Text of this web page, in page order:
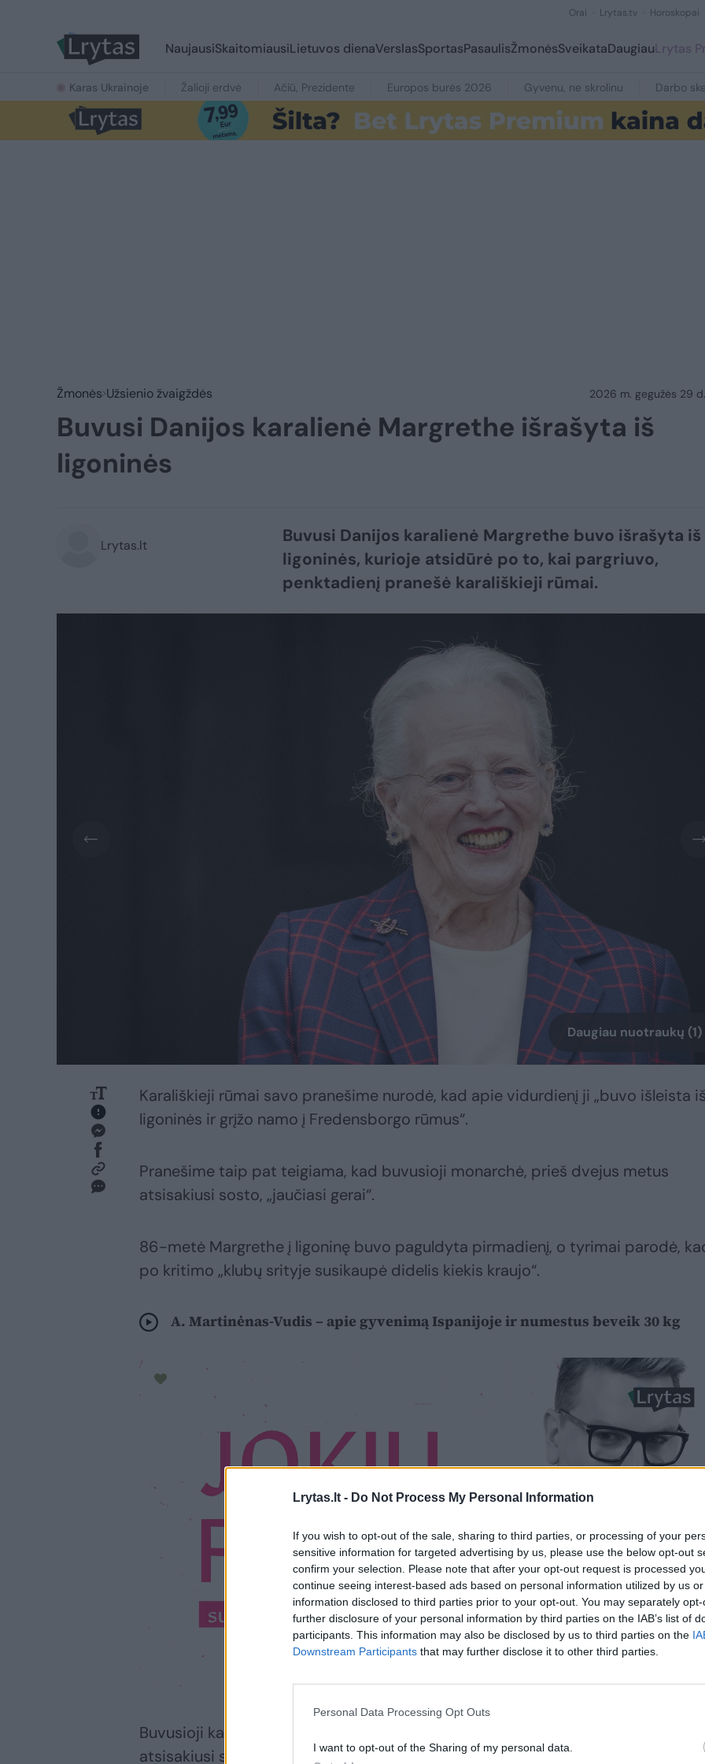
Lrytas.lt - Do Not Process My Personal Information
If you wish to opt-out of the sale, sharing to third parties, or processing of your
sensitive information for targeted advertising by us, please use the below opt-out
confirm your selection. Please note that after your opt-out request is processed
continue seeing interest-based ads based on personal information utilized by us
information disclosed to third parties prior to your opt-out. You may separately
further disclosure of your personal information by third parties on the IAB’s list of
participants. This information may also be disclosed by us to third parties on the
Downstream Participants that may further disclose it to other third parties.
Personal Data Processing Opt Outs
I want to opt-out of the Sharing of my personal data.
Orai Lrytas.tv Horoskopai
NaujausiSkaitomiausiLietuvos dienaVerslasSportasPasaulisŽmonėsSveikataDaugiauLrytas
Karas Ukrainoje Žalioji erdvė Ačiū, Prezidente Europos burės 2026 Gyvenu, ne skrolinu Darbo
Žmonės Užsienio žvaigždės 2026 m. gegužės 29
Buvusi Danijos karalienė Margrethe išrašyta iš
ligoninės
Lrytas.lt
Buvusi Danijos karalienė Margrethe buvo išrašyta iš
ligoninės, kurioje atsidūrė po to, kai pargriuvo,
penktadienį pranešė karališkieji rūmai.
Daugiau nuotraukų (1)
Karališkieji rūmai savo pranešime nurodė, kad apie vidurdienį ji „buvo išleista
ligoninės ir grįžo namo į Fredensborgo rūmus“.
Pranešime taip pat teigiama, kad buvusioji monarchė, prieš dvejus metus
atsisakiusi sosto, „jaučiasi gerai“.
86-metė Margrethe į ligoninę buvo paguldyta pirmadienį, o tyrimai parodė,
po kritimo „klubų srityje susikaupė didelis kiekis kraujo“.
A. Martinėnas-Vudis – apie gyvenimą Ispanijoje ir numestus beveik 30 kg
Buvusioji karalienė didžiąją savo gyvenimo dalį buvo užkietėjusi rūkorė, o
atsisakiusi sosto tebėra populiari tarp danų, mat savo valdymo laikotarpiu